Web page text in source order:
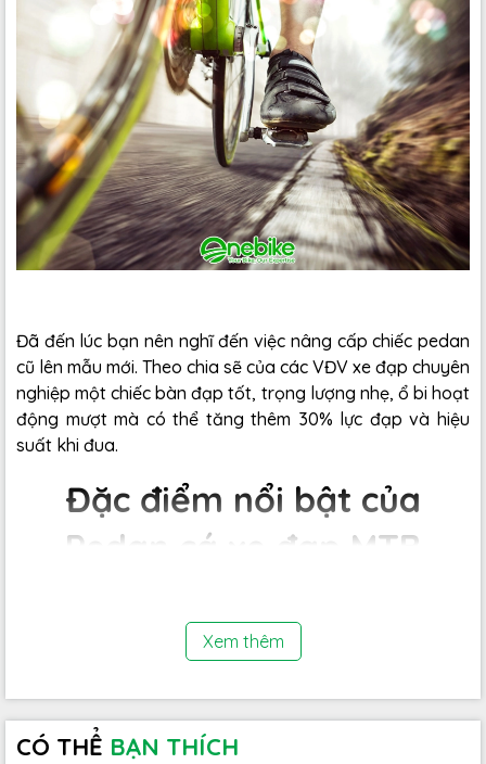
Đã đến lúc bạn nên nghĩ đến việc nâng cấp chiếc pedan
cũ lên mẫu mới. Theo chia sẽ của các VĐV xe đạp chuyên
nghiệp một chiếc bàn đạp tốt, trọng lượng nhẹ, ổ bi hoạt
động mượt mà có thể tăng thêm 30% lực đạp và hiệu
suất khi đua.
Đặc điểm nổi bật của
Pedan cá xe đạp MTB
EGGBEATER 2
Xem thêm
CÓ THỂ BẠN THÍCH